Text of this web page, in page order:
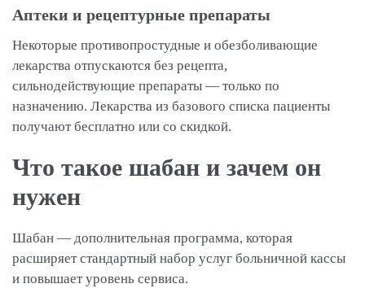
Аптеки и рецептурные препараты
Некоторые противопростудные и обезболивающие
лекарства отпускаются без рецепта,
сильнодействующие препараты — только по
назначению. Лекарства из базового списка пациенты
получают бесплатно или со скидкой.
Что такое шабан и зачем он
нужен
Шабан — дополнительная программа, которая
расширяет стандартный набор услуг больничной кассы
и повышает уровень сервиса.